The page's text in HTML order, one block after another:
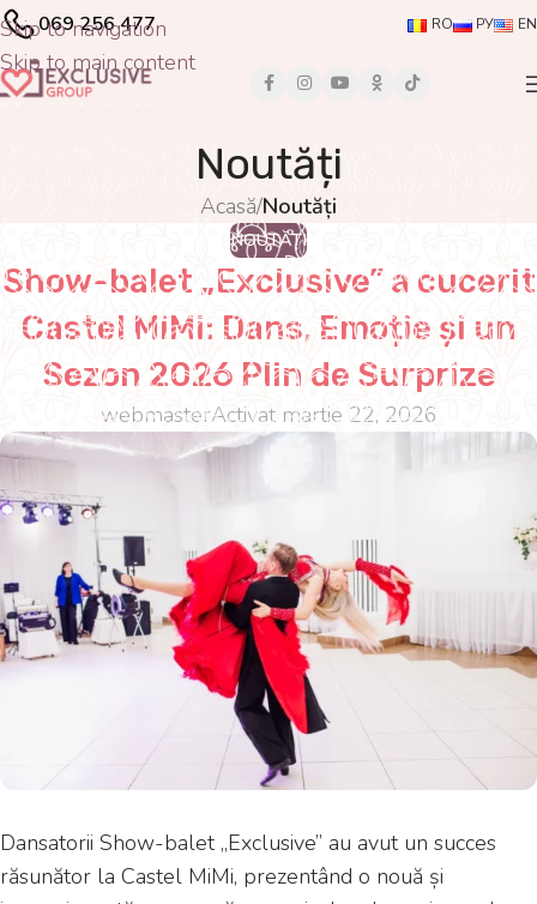
Skip to navigation
Skip to main content
069 256 477 RO РУ EN
Noutăți
Acasă/Noutăți
NOUTĂȚI
Show-balet „Exclusive” a cucerit
Castel MiMi: Dans, Emoție și un
Sezon 2026 Plin de Surprize
webmasterActivat martie 22, 2026
Dansatorii Show-balet „Exclusive” au avut un succes
răsunător la Castel MiMi, prezentând o nouă și